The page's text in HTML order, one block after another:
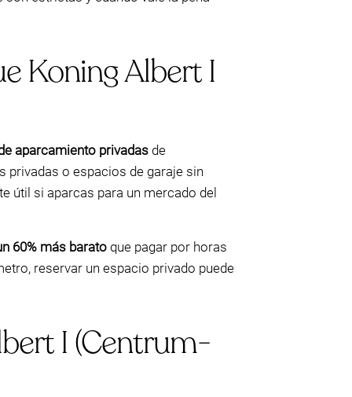
Koning Albert I
aparcamiento privadas de
privadas o espacios de garaje sin
útil si aparcas para un mercado del
60% más barato que pagar por horas
reservar un espacio privado puede
I (Centrum-